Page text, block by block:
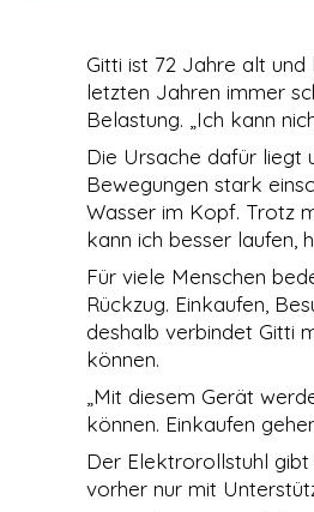
Gitti ist 72 Jahre alt und
letzten Jahren immer
Belastung. „Ich kann
Die Ursache dafür liegt
Bewegungen stark
Wasser im Kopf. Trotz
kann ich besser laufen,
Für viele Menschen
Rückzug. Einkaufen,
deshalb verbindet Gitti
können.
„Mit diesem Gerät
können. Einkaufen
Der Elektrorollstuhl gibt
vorher nur mit
NOTWENDIGE
Diese Cookies
sind nicht
optional. Es
werden
standardmäßig
Cookies
gesetzt, die für
den Betrieb der
Webseite
zwingend